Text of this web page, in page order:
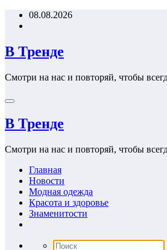
Перейти08.08.2026
В Тренде
Смотри на нас и повторяй, чтобы
В Тренде
Смотри на нас и повторяй, чтобы
Главная
Новости
Модная одежда
Красота и здоровье
Знаменитости